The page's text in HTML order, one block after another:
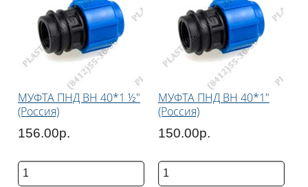
МУФТА ПНД ВН 40*1 ½"
(Россия)
156.00р.
МУФТА ПНД ВН 40*1"
(Россия)
150.00р.